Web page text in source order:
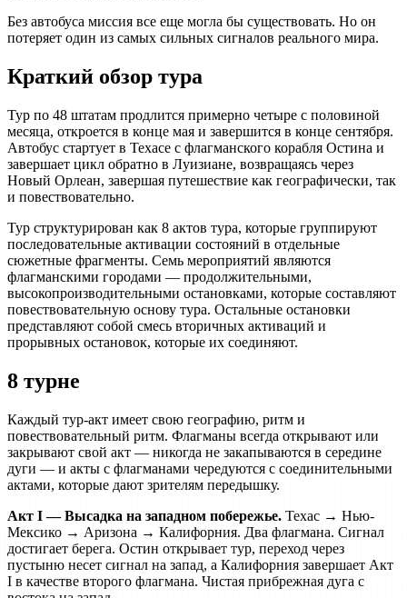
Без автобуса миссия все еще могла бы существовать. Но он
потеряет один из самых сильных сигналов реального мира.
Краткий обзор тура
Тур по 48 штатам продлится примерно четыре с половиной
месяца, откроется в конце мая и завершится в конце сентября.
Автобус стартует в Техасе с флагманского корабля Остина и
завершает цикл обратно в Луизиане, возвращаясь через
Новый Орлеан, завершая путешествие как географически, так
и повествовательно.
Тур структурирован как 8 актов тура, которые группируют
последовательные активации состояний в отдельные
сюжетные фрагменты. Семь мероприятий являются
флагманскими городами — продолжительными,
высокопроизводительными остановками, которые составляют
повествовательную основу тура. Остальные остановки
представляют собой смесь вторичных активаций и
прорывных остановок, которые их соединяют.
8 турне
Каждый тур-акт имеет свою географию, ритм и
повествовательный ритм. Флагманы всегда открывают или
закрывают свой акт — никогда не закапываются в середине
дуги — и акты с флагманами чередуются с соединительными
актами, которые дают зрителям передышку.
Акт I — Высадка на западном побережье. Техас → Нью-
Мексико → Аризона → Калифорния. Два флагмана. Сигнал
достигает берега. Остин открывает тур, переход через
пустыню несет сигнал на запад, а Калифорния завершает Акт
I в качестве второго флагмана. Чистая прибрежная дуга с